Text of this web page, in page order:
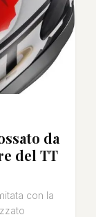
da
del TT
con la